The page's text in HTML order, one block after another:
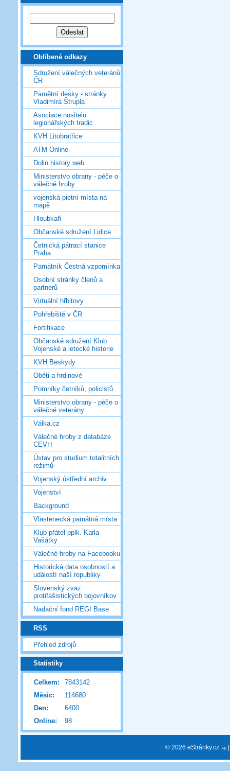
Oblíbené odkazy
Sdružení válečných veteránů
ČR
Pamětní desky - stránky
Vladimíra Štrupla
Asociace nositelů
legionářských tradic
KVH Litobratřice
ATM Online
Dolin history web
Ministerstvo obrany - péče o
válečné hroby
vojenská pietní místa na
mapě
Hloubkaři
Občanské sdružení Lidice
Četnická pátrací stanice
Praha
Památník Čestná vzpomínka
Osobní stránky členů a
partnerů
Virtuální hřbitovy
Pohřebiště v ČR
Fortifikace
Občanské sdružení Klub
Vojenské a letecké historie
KVH Beskydy
Oběti a hrdinové
Pomníky četníků, policistů
Ministerstvo obrany - péče o
válečné veterány
Válka.cz
Válečné hroby z databáze
CEVH
Ústav pro studium totalitních
režimů
Vojenský ústřední archiv
Vojenství
Background
Vlastenecká památná místa
Klub přátel pplk. Karla
Vašátky
Válečné hroby na Facebooku
Historická data osobností a
událostí naší republiky
Slovenský zväz
protifašistických bojovníkov
Nadační fond REGI Base
RSS
Přehled zdrojů
Statistiky
Online: 98
Celkem:
7843142
Měsíc:
114680
Den:
6400
© 2026 eStránky.cz